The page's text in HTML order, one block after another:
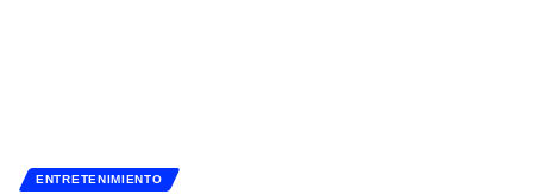
ENTRETENIMIENTO